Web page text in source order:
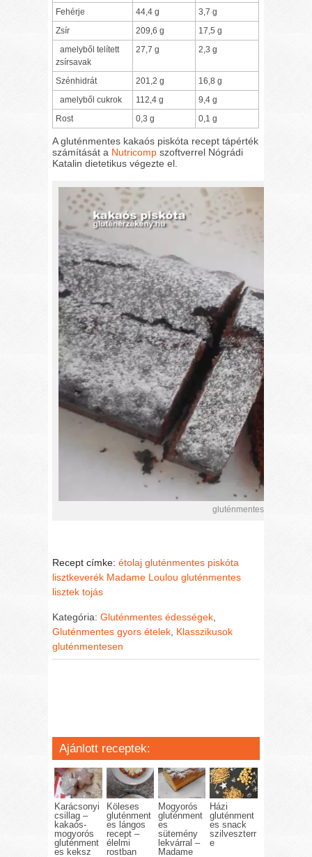
Fehérje
44,4 g
3,7 g
Zsír
209,6 g
17,5 g
amelyből telített
zsírsavak
27,7 g 2,3 g
Szénhidrát 201,2 g
16,8 g
amelyből cukrok
112,4 g
9,4 g
Rost
0,3 g 0,1 g
A gluténmentes kakaós piskóta recept tápérték
számítását a Nutricomp szoftverrel Nógrádi
Katalin dietetikus végezte el.
gluténmentes kakaós
Recept címke:étolaj gluténmentes piskóta
lisztkeverék Madame Loulou gluténmentes
lisztek tojás
Kategória:Gluténmentes édességek
Gluténmentes gyors ételek Klasszikusok
gluténmentesen
Ajánlott receptek:
Karácsonyi
csillag –
kakaós-
mogyorós
gluténment
es keksz
Köleses
gluténment
es lángos
recept –
élelmi
rostban
Mogyorós
gluténment
es
sütemény
lekvárral –
Madame
Házi
gluténment
es snack
szilveszterr
e